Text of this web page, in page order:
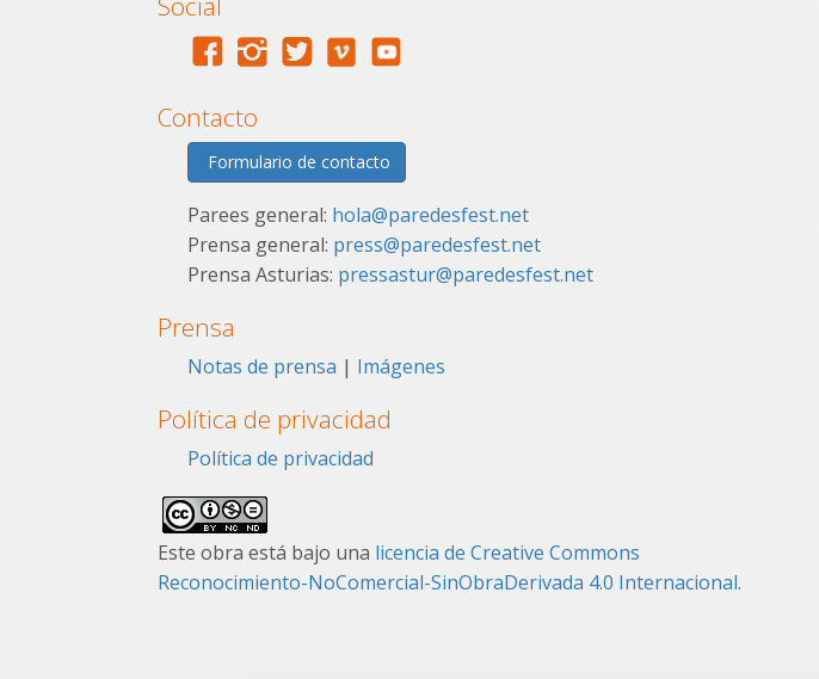
Contacto
Formulario de contacto
Parees general: hola@paredesfest.net
Prensa general: press@paredesfest.net
Prensa Asturias: pressastur@paredesfest.net
Prensa
Notas de prensa | Imágenes
Política de privacidad
Política de privacidad
Este obra está bajo una licencia de Creative Commons
Reconocimiento-NoComercial-SinObraDerivada 4.0 Internacional.